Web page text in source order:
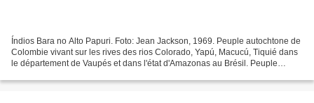
Índios Bara no Alto Papuri. Foto: Jean Jackson, 1969. Peuple autochtone de
Colombie vivant sur les rives des rios Colorado, Yapú, Macucú, Tiquié dans
le département de Vaupés et dans l'état d'Amazonas au Brésil. Peuple